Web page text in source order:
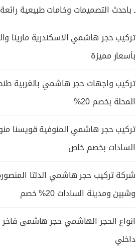
ـ باحدث التصميمات وخامات طبيعية رائعة
تركيب حجر هاشمي الاسكندرية مارينا
بأسعار مميزة
تركيب واجهات حجر هاشمي بالغربية
المحلة بخصم 20%
تركيب حجر هاشمي المنوفية قويسنا
السادات بخصم خاص
شركة تركيب حجر هاشمي الدلتا
وشبين ومدينة السادات 20% خصم
انواع الحجر الهاشمي حجر هاشمى فاخر
داخلي